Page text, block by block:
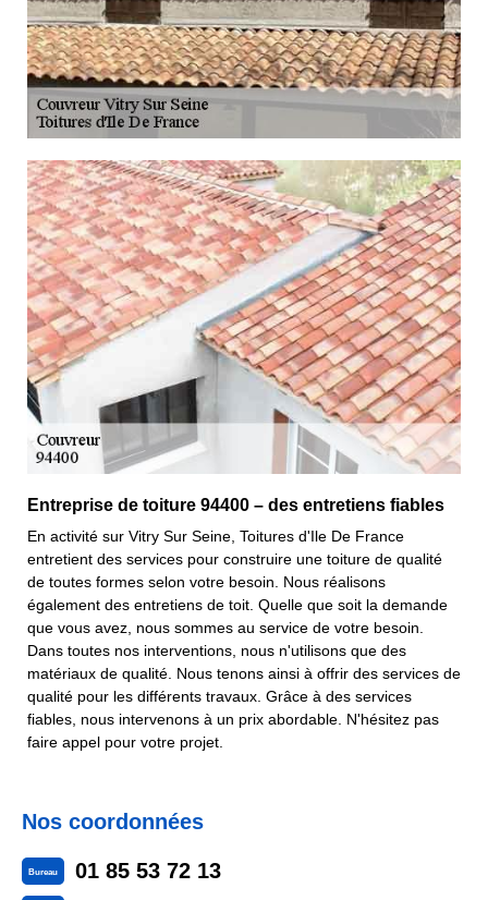
Entreprise de toiture 94400 – des entretiens fiables
En activité sur Vitry Sur Seine, Toitures d'Ile De France
entretient des services pour construire une toiture de qualité
de toutes formes selon votre besoin. Nous réalisons
également des entretiens de toit. Quelle que soit la demande
que vous avez, nous sommes au service de votre besoin.
Dans toutes nos interventions, nous n'utilisons que des
matériaux de qualité. Nous tenons ainsi à offrir des services de
qualité pour les différents travaux. Grâce à des services
fiables, nous intervenons à un prix abordable. N'hésitez pas
faire appel pour votre projet.
Nos coordonnées
Bureau 01 85 53 72 13